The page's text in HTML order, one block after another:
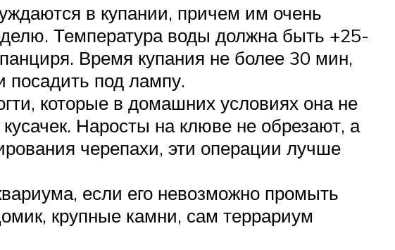
в купании, причем им очень
Температура воды должна быть +25-
Время купания не более 30 мин,
посадить под лампу.
которые в домашних условиях она не
Наросты на клюве не обрезают, а
черепахи, эти операции лучше
если его невозможно промыть
крупные камни, сам террариум